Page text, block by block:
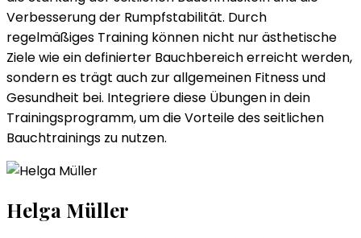
Verbesserung der Rumpfstabilität. Durch
regelmäßiges Training können nicht nur ästhetische
Ziele wie ein definierter Bauchbereich erreicht werden,
sondern es trägt auch zur allgemeinen Fitness und
Gesundheit bei. Integriere diese Übungen in dein
Trainingsprogramm, um die Vorteile des seitlichen
Bauchtrainings zu nutzen.
Helga Müller